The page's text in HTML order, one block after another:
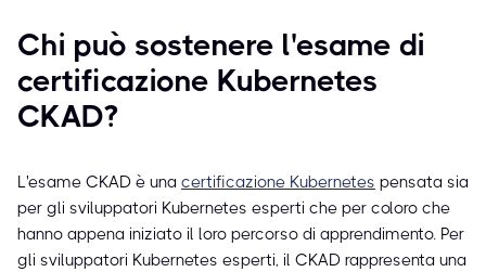
Chi può sostenere l'esame di
certificazione Kubernetes
CKAD?
L'esame CKAD è una certificazione Kubernetes pensata sia
per gli sviluppatori Kubernetes esperti che per coloro che
hanno appena iniziato il loro percorso di apprendimento. Per
gli sviluppatori Kubernetes esperti, il CKAD rappresenta una